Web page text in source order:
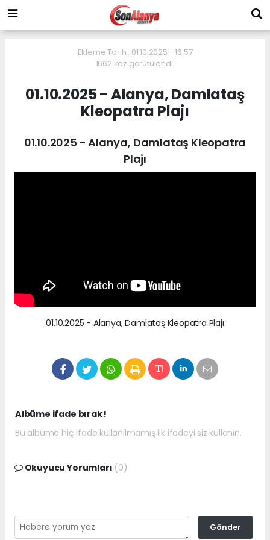
Ekleme Tarihi: 01.10.2025 - 16:57
1662 kez görütülendi.
01.10.2025 - Alanya, Damlataş
Kleopatra Plajı
01.10.2025 - Alanya, Damlataş Kleopatra
Plajı
01.10.2025 - Alanya, Damlataş Kleopatra Plajı
Albüme ifade bırak !
Bu albüme hiç ifade kullanılmamış ilk ifadeyi siz kullanın.
Okuyucu Yorumları (0)
Gönder